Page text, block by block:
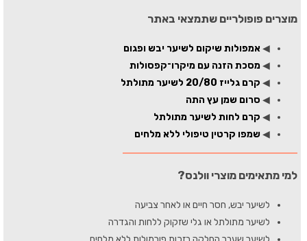
מוצרים פופולריים שתמצאי באתר
◀אמפולות שיקום לשיער יבש ופגום
◀ מסכת הזנה עם מיקרו־קפסולות
◀ קרם גלייז 20/80 לשיער מתולתל
◀ סרום שמן עץ התה
◀ קרם לחות לשיער מתולתל
◀ שמפו קרטין טיפולי ללא מלחים
למי מתאימים מוצרי וולנס?
לשיער יבש, חסר חיים או לאחר צביעה
לשיער מתולתל או גלי שזקוק ללחות והגדרה